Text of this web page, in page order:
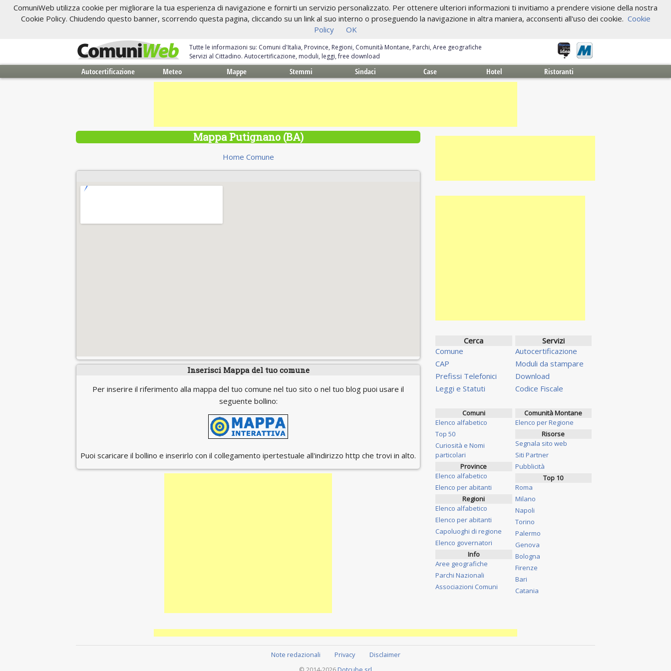
ComuniWeb utilizza cookie per migliorare la tua esperienza di navigazione e fornirti un servizio personalizzato. Per ottenere ulteriori informazioni ti invitiamo a prendere visione della nostra
Cookie Policy. Chiudendo questo banner, scorrendo questa pagina, cliccando su un link al suo interno o proseguendo la navigazione in altra maniera, acconsenti all'uso dei cookie. Cookie
Policy
OK
Tutte le informazioni su: Comuni d'Italia, Province, Regioni, Comunità Montane, Parchi, Aree geografiche
Servizi al Cittadino. Autocertificazione, moduli, leggi, free download
Autocertificazione Meteo Mappe Stemmi Sindaci Case Hotel Ristoranti
Mappa Putignano (BA)
Home Comune
Inserisci Mappa del tuo comune
Per inserire il riferimento alla mappa del tuo comune nel tuo sito o nel tuo blog puoi usare il
seguente bollino:
Puoi scaricare il bollino e inserirlo con il collegamento ipertestuale all'indirizzo http che trovi in alto.
Cerca
Comune
CAP
Prefissi Telefonici
Leggi e Statuti
Servizi
Autocertificazione
Moduli da stampare
Download
Codice Fiscale
Comuni
Elenco alfabetico
Top 50
Curiosità e Nomi
particolari
Province
Elenco alfabetico
Elenco per abitanti
Regioni
Elenco alfabetico
Elenco per abitanti
Capoluoghi di regione
Elenco governatori
Info
Aree geografiche
Parchi Nazionali
Associazioni Comuni
Comunità Montane
Elenco per Regione
Risorse
Segnala sito web
Siti Partner
Pubblicità
Top 10
Roma
Milano
Napoli
Torino
Palermo
Genova
Bologna
Firenze
Bari
Catania
Note redazionali Privacy
Disclaimer